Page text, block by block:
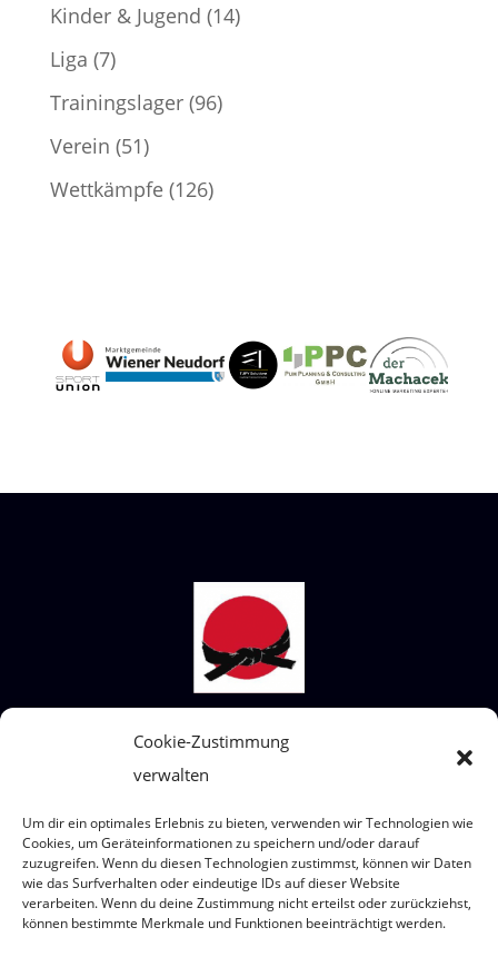
Cookie-Zustimmung
verwalten
Um dir ein optimales Erlebnis zu bieten, verwenden wir Technologien wie
Cookies, um Geräteinformationen zu speichern und/oder darauf
zuzugreifen. Wenn du diesen Technologien zustimmst, können wir Daten
wie das Surfverhalten oder eindeutige IDs auf dieser Website
verarbeiten. Wenn du deine Zustimmung nicht erteilst oder zurückziehst,
können bestimmte Merkmale und Funktionen beeinträchtigt werden.
Kinder & Jugend (14)
Liga (7)
Trainingslager(96)
Verein (51)
Wettkämpfe(126)
STECKBRIEF SHIAI-DO
Wir sind ein Judoverein für alle Altersklassen
Wo? Eumigweg 1/3, 2351 Wiener Neudorf